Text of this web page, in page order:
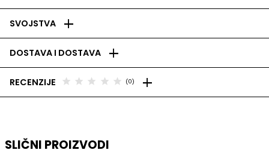
SVOJSTVA add
DOSTAVA I DOSTAVA add
RECENZIJE star star star star star (0) add
SLIČNI PROIZVODI